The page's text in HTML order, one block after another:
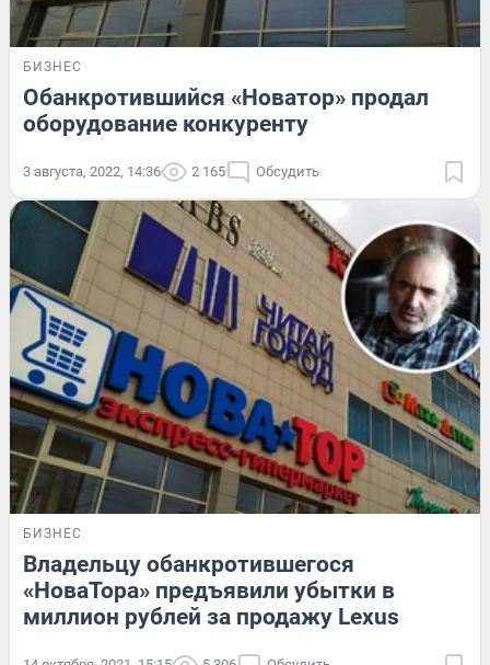
БИЗНЕС
Обанкротившийся «Новатор» продал
оборудование конкуренту
3 августа, 2022, 14:36 2 165 Обсудить
БИЗНЕС
Владельцу обанкротившегося
«НоваТора» предъявили убытки в
миллион рублей за продажу Lexus